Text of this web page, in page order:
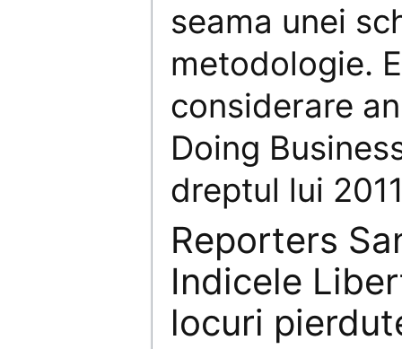
seama unei
metodologie.
considerare
Doing
dreptul lui
Reporters
Indicele
locuri